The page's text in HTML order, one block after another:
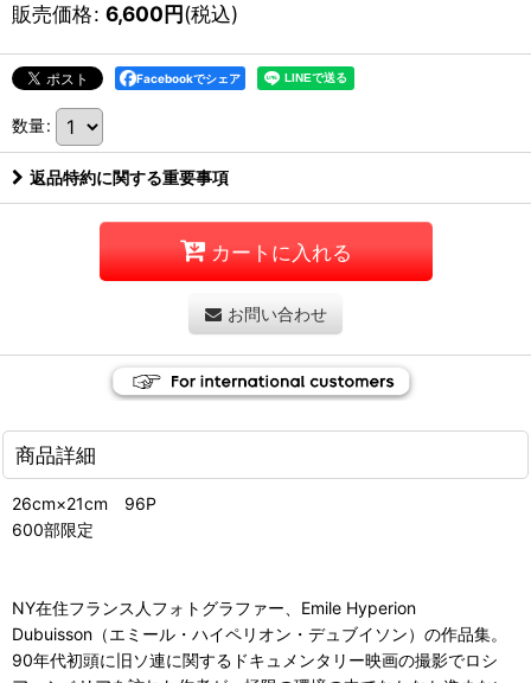
販売価格: 6,600円(税込)
Facebookでシェア
数量:
返品特約に関する重要事項
カートに入れる
お問い合わせ
商品詳細
26cm×21cm 96P
600部限定
NY在住フランス人フォトグラファー、Emile Hyperion
Dubuisson（エミール・ハイペリオン・デュブイソン）の作品集。
90年代初頭に旧ソ連に関するドキュメンタリー映画の撮影でロシ